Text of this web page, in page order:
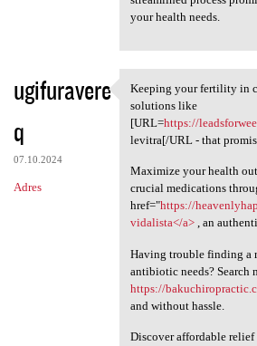
your health needs.
ugifuravere
q
07.10.2024
Adres
Keeping your fertility
Keeping your fertility in
solutions like
[URL=https://
levitra[/URL - that
Maximize your health
crucial medications
href="https://
vidalista</a>, an
Having trouble finding a
antibiotic needs? Search
https://
and without hassle.
Discover affordable